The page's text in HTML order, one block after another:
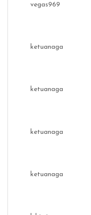
vegas969
ketuanaga
ketuanaga
ketuanaga
ketuanaga